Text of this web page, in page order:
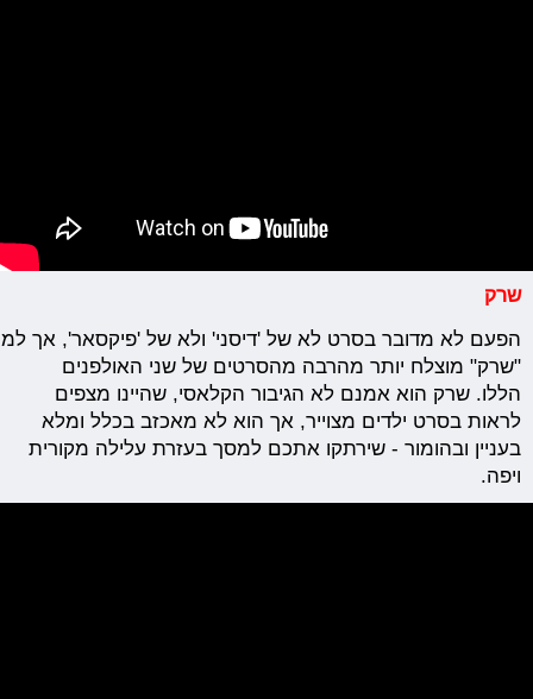
שרק
הפעם לא מדובר בסרט לא של 'דיסני' ולא של 'פיקסאר', אך
"שרק" מוצלח יותר מהרבה מהסרטים של שני האולפנים
הללו. שרק הוא אמנם לא הגיבור הקלאסי, שהיינו מצפים
לראות בסרט ילדים מצוייר, אך הוא לא מאכזב בכלל ומלא
בעניין ובהומור - שירתקו אתכם למסך בעזרת עלילה מקורית
ויפה.